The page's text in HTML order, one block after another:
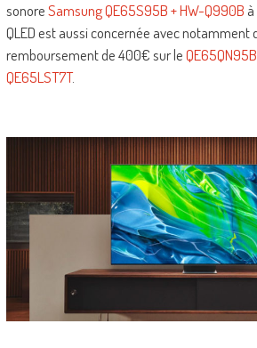
sonoreSamsung QE65S95B + HW-Q990B
QLED est aussi concernée avec notamment
remboursement de 400€ sur leQE65QN95B
QE65LST7T.